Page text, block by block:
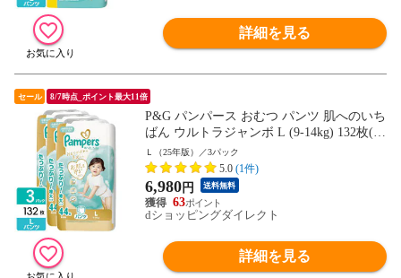
詳細を見る
セール 8/7時点_ポイント最大11倍
P&G パンパース おむつ パンツ 肌へのいち
ばん ウルトラジャンボ L (9-14kg) 132枚(44
枚×3パック) 4987176341235
Ｌ（25年版）／3パック
5.0 (1件)
6,980円 送料無料
63
dショッピングダイレクト
詳細を見る